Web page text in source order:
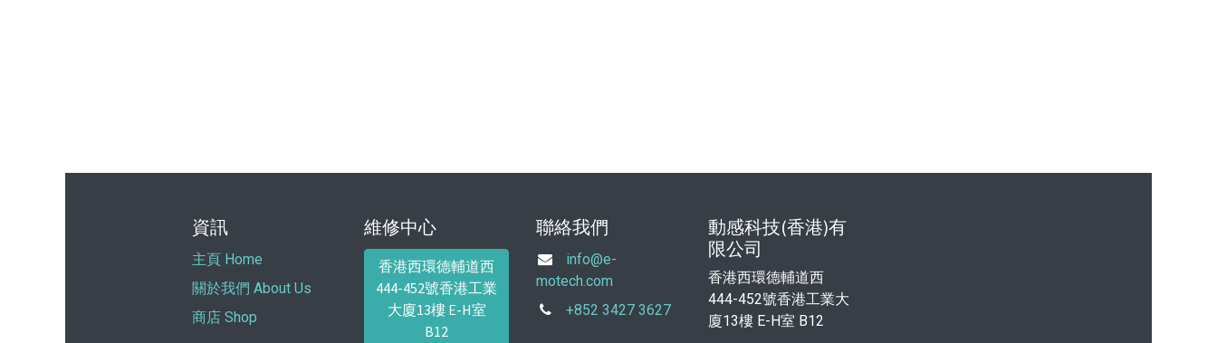
資訊
主頁 Home
關於我們 About Us
商店 Shop
維修中心
香港西環德輔道西
444-452號香港工業
大廈13樓 E-H室
B12
聯絡我們
info@e-
motech.com
+852 3427 3627
動感科技(香港)有
限公司
香港西環德輔道西
444-452號香港工業大
廈13樓 E-H室 B12